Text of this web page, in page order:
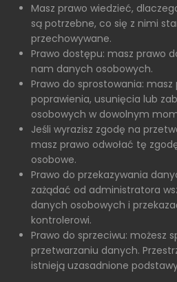
Masz prawo wiedzieć,
są potrzebne, co się z nimi
przechowywane.
Prawo dostępu: masz prawo
nam danych osobowych.
Prawo do sprostowania: masz
poprawienia, usunięcia lub
osobowych w dowolnym
Jeśli wyrazisz zgodę na
masz prawo odwołać tę
osobowe.
Prawo do przekazywania
zażądać od administratora
danych osobowych i
kontrolerowi.
Prawo do sprzeciwu: możesz
przetwarzaniu danych.
istnieją uzasadnione